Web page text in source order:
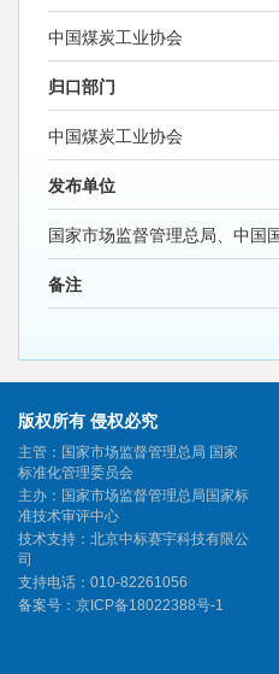
中国煤炭工业协会
归口部门
中国煤炭工业协会
发布单位
国家市场监督管理总局、中国
备注
版权所有 侵权必究
主管：国家市场监督管理总局 国家
标准化管理委员会
主办：国家市场监督管理总局国家标
准技术审评中心
技术支持：北京中标赛宇科技有限公
司
支持电话：010-82261056
备案号： 京ICP备18022388号-1